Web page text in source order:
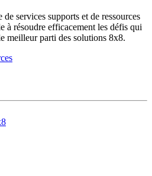
services supports et de ressources
à résoudre efficacement les défis qui
meilleur parti des solutions 8x8.